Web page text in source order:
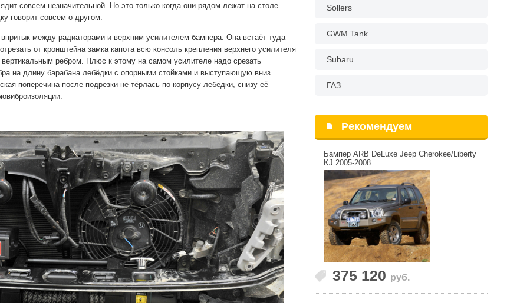
совсем незначительной. Но это только когда они рядом лежат на столе.
говорит совсем о другом.
между радиаторами и верхним усилителем бампера. Она встаёт туда
от кронштейна замка капота всю консоль крепления верхнего усилителя
ребром. Плюс к этому на самом усилителе надо срезать
на длину барабана лебёдки с опорными стойками и выступающую вниз
поперечина после подрезки не тёрлась по корпусу лебёдки, снизу её
Sollers
GWM Tank
Subaru
ГАЗ
Рекомендуем
Бампер ARB DeLuxe Jeep Cherokee/Liberty
KJ 2005-2008
375 120 руб.